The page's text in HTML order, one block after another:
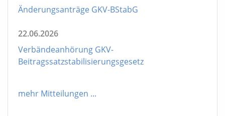
Änderungsanträge GKV-BStabG
22.06.2026
Verbändeanhörung GKV-
Beitragssatzstabilisierungsgesetz
mehr Mitteilungen ...